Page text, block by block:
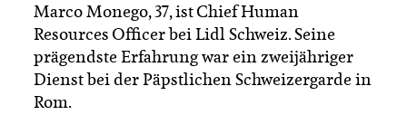
Marco Monego, 37, ist Chief Human
Resources Officer bei Lidl Schweiz. Seine
prägendste Erfahrung war ein zweijähriger
Dienst bei der Päpstlichen Schweizergarde in
Rom.